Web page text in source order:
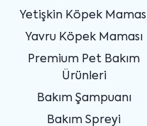
Yetişkin Köpek
Yavru Köpek Maması
Premium Pet Bakım
Ürünleri
Bakım Şampuanı
Bakım Spreyi